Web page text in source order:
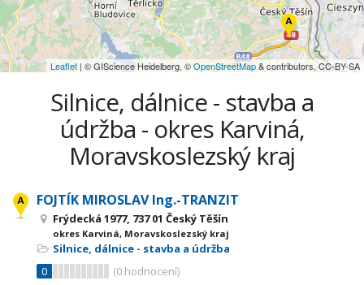
Leaflet | © GIScience Heidelberg, ©OpenStreetMap& contributors, CC-BY-SA
Silnice, dálnice - stavba a
údržba - okres Karviná,
Moravskoslezský kraj
FOJTÍK MIROSLAV Ing.-TRANZIT
Frýdecká 1977, 737 01 Český Těšín
okres Karviná, Moravskoslezský kraj
Silnice, dálnice - stavba a údržba
0
(0 hodnocení)